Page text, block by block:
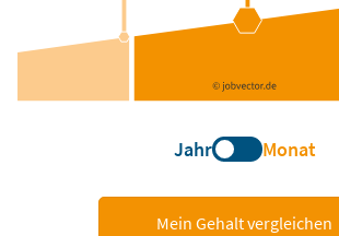
Jahr Monat
Mein Gehalt vergleichen